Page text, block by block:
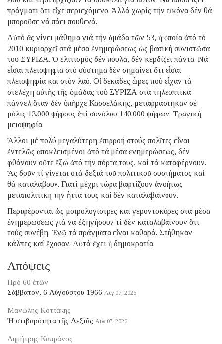
πράγματι ὅτι εἶχε περιεχόμενο. Ἀλλά χωρίς τήν εἰκόνα δέν θά
μποροῦσε νά πάει πουθενά.
Αὐτό ἄς γίνει μάθημα γιά τήν ὁμάδα τῶν 53, ἡ ὁποία ἀπό τό
2010 κυριαρχεῖ στά μέσα ἐνημερώσεως ὡς βασική συνιστῶσα
τοῦ ΣΥΡΙΖΑ. Ὁ ἐλιτισμός δέν πουλᾶ, δέν κερδίζει πάντα. Νά
εἶσαι πλειοψηφία στό σύστημα δέν σημαίνει ὅτι εἶσαι
πλειοψηφία καί στόν λαό. Οἱ δεκάδες ὧρες πού εἶχαν τά
στελέχη αὐτῆς τῆς ὁμάδας τοῦ ΣΥΡΙΖΑ στά τηλεοπτικά
πάννελ ὅταν δέν ὑπῆρχε Κασσελάκης, μεταφράστηκαν σέ
μόλις 13.000 ψήφους ἐπί συνόλου 140.000 ψήφων. Τραγική
μειοψηφία.
Ἄλλοι μέ πολύ μεγαλύτερη ἐπιρροή στούς πολῖτες εἶναι
ἐντελῶς ἀποκλεισμένοι ἀπό τά μέσα ἐνημερώσεως, δέν
φθάνουν οὔτε ἔξω ἀπό τήν πόρτα τους, καί τά καταφέρνουν.
Ἄς δοῦν τί γίνεται στά δεξιά τοῦ πολιτικοῦ συστήματος καί
θά καταλάβουν. Γιατί μέχρι τώρα βαφτίζουν ἀνοήτως
μεταπολιτική τήν ἧττα τους καί δέν καταλαβαίνουν.
Περιφέρονται ὡς μοιρολογίστρες καί γεροντοκόρες στά μέσα
ἐνημερώσεως γιά νά ἐξηγήσουν τί δέν καταλαβαίνουν ὅτι
τούς συνέβη. Ἐνῷ τά πράγματα εἶναι καθαρά. Στήθηκαν
κάλπες καί ἔχασαν. Αὐτά ἔχει ἡ δημοκρατία.
Απόψεις
Πρό 60 ἐτῶν
Σάββατον, 6 Αὐγούστου 1966 Αυγ 07, 2026
Μανώλης Κοττάκης
Ἡ στιβαρότητα τῆς Δεξιᾶς Αυγ 07, 2026
Δημήτρης Καπράνος